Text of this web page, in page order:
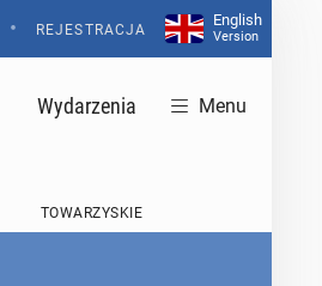
• REJESTRACJA
English
Version
Wydarzenia Menu
TOWARZYSKIE